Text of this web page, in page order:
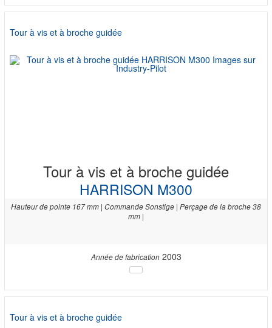
Tour à vis et à broche guidée
Tour à vis et à broche guidée
HARRISON M300
Hauteur de pointe 167 mm | Commande Sonstige | Perçage de la broche 38
mm |
Année de fabrication2003
Tour à vis et à broche guidée